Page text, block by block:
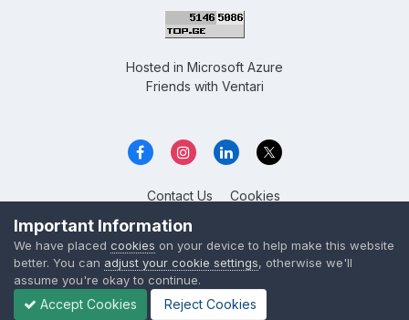
Hosted in Microsoft Azure
Friends with Ventari
Contact Us Cookies
Overclockers GE
Powered by Invision Community
Important Information
We have placed cookies on your device to help make this website
better. You can adjust your cookie settings, otherwise we'll
assume you're okay to continue.
Accept Cookies Reject Cookies